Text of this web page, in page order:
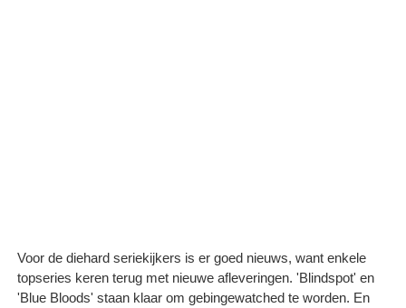
Voor de diehard seriekijkers is er goed nieuws, want enkele
topseries keren terug met nieuwe afleveringen. 'Blindspot' en
'Blue Bloods' staan klaar om gebingewatched te worden. En